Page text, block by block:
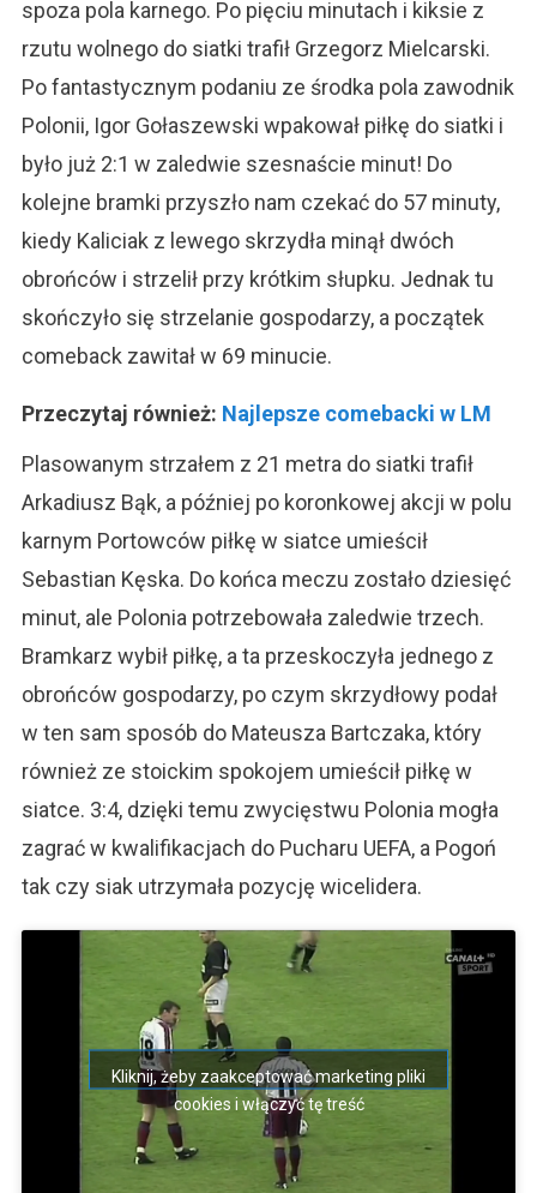
spoza pola karnego. Po pięciu minutach i kiksie z
rzutu wolnego do siatki trafił Grzegorz Mielcarski.
Po fantastycznym podaniu ze środka pola zawodnik
Polonii, Igor Gołaszewski wpakował piłkę do siatki i
było już 2:1 w zaledwie szesnaście minut! Do
kolejne bramki przyszło nam czekać do 57 minuty,
kiedy Kaliciak z lewego skrzydła minął dwóch
obrońców i strzelił przy krótkim słupku. Jednak tu
skończyło się strzelanie gospodarzy, a początek
comeback zawitał w 69 minucie.
Przeczytaj również: Najlepsze comebacki w LM
Plasowanym strzałem z 21 metra do siatki trafił
Arkadiusz Bąk, a później po koronkowej akcji w polu
karnym Portowców piłkę w siatce umieścił
Sebastian Kęska. Do końca meczu zostało dziesięć
minut, ale Polonia potrzebowała zaledwie trzech.
Bramkarz wybił piłkę, a ta przeskoczyła jednego z
obrońców gospodarzy, po czym skrzydłowy podał
w ten sam sposób do Mateusza Bartczaka, który
również ze stoickim spokojem umieścił piłkę w
siatce. 3:4, dzięki temu zwycięstwu Polonia mogła
zagrać w kwalifikacjach do Pucharu UEFA, a Pogoń
tak czy siak utrzymała pozycję wicelidera.
Kliknij, żeby zaakceptować marketing pliki
cookies i włączyć tę treść